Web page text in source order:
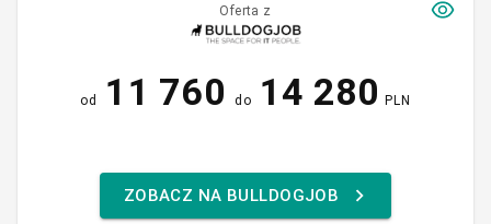
Oferta z
od 11 760 do 14 280 PLN
ZOBACZ NA BULLDOGJOB